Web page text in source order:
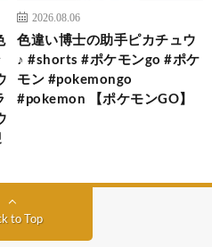
2026.08.06
色違い博士の助手ピカチュウ
♪ #shorts #ポケモンgo #ポケ
モン #pokemongo
#pokemon 【ポケモンGO】
to Top